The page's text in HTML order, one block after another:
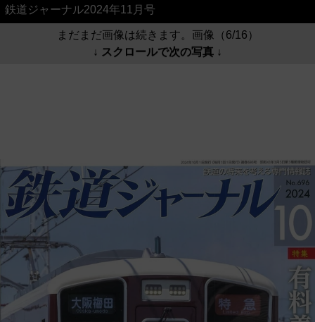
鉄道ジャーナル2024年11月号
まだまだ画像は続きます。画像（6/16）
↓ スクロールで次の写真 ↓